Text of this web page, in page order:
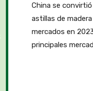
China se
astillas de
mercados en
principales